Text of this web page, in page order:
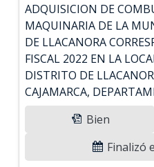
ADQUISICION DE
MAQUINARIA DE LA
DE LLACANORA
FISCAL 2022 EN LA
DISTRITO DE
CAJAMARCA,
Bien
Finalizó